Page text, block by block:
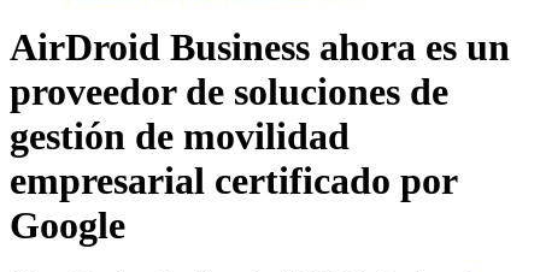
AirDroid Business ahora es un
proveedor de soluciones de
gestión de movilidad
empresarial certificado por
Google